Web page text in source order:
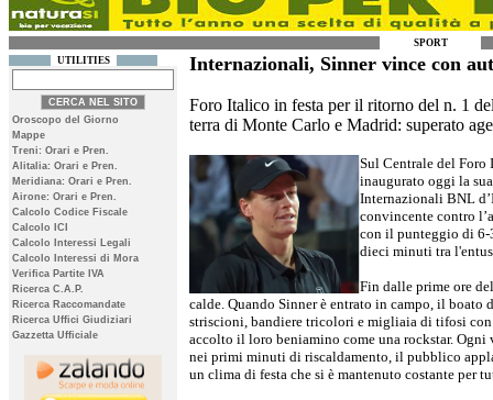
SPORT
UTILITIES
Oroscopo del Giorno
Mappe
Treni: Orari e Pren.
Alitalia: Orari e Pren.
Meridiana: Orari e Pren.
Airone: Orari e Pren.
Calcolo Codice Fiscale
Calcolo ICI
Calcolo Interessi Legali
Calcolo Interessi di Mora
Verifica Partite IVA
Ricerca C.A.P.
Ricerca Raccomandate
Ricerca Uffici Giudiziari
Gazzetta Ufficiale
Internazionali, Sinner vince con
Foro Italico in festa per il ritorno del n. 1
terra di Monte Carlo e Madrid: superato
Sul Centrale del Foro
inaugurato oggi la
Internazionali BNL
convincente contro
con il punteggio di 6-
dieci minuti tra
Fin dalle prime ore
calde. Quando Sinner è entrato in campo, il boato
striscioni, bandiere tricolori e migliaia di tifosi
accolto il loro beniamino come una rockstar.
nei primi minuti di riscaldamento, il pubblico
un clima di festa che si è mantenuto costante per